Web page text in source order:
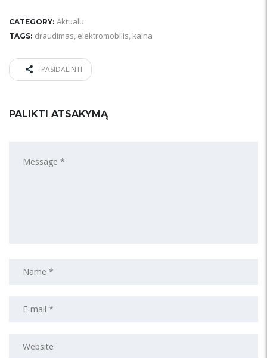
CATEGORY: Aktualu
TAGS: draudimas, elektromobilis, kaina
PASIDALINTI
PALIKTI ATSAKYMĄ